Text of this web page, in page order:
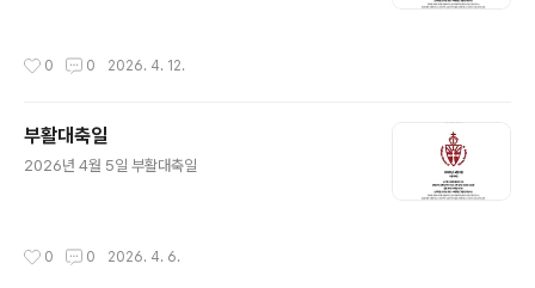
0 0 2026. 4. 12.
부활대축일
2026년 4월 5일 부활대축일
0 0 2026. 4. 6.